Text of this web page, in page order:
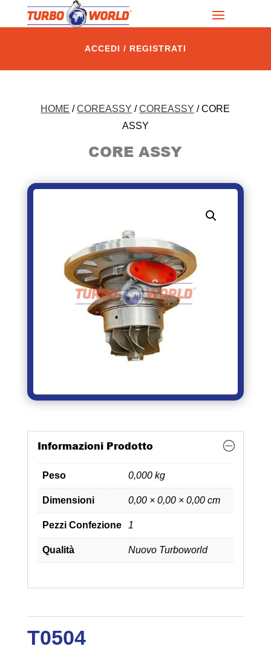
ACCEDI / REGISTRATI
HOME /COREASSY /COREASSY / CORE
ASSY
CORE ASSY
Informazioni Prodotto
Peso 0,000 kg
Dimensioni 0,00 × 0,00 × 0,00 cm
Pezzi Confezione 1
Qualità Nuovo Turboworld
T0504